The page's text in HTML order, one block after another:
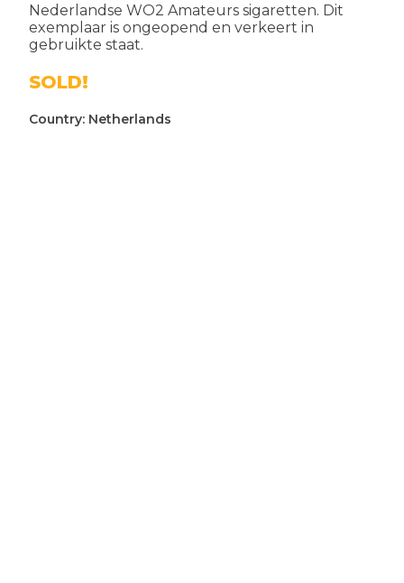
Nederlandse WO2 Amateurs sigaretten. Dit
exemplaar is ongeopend en verkeert in
gebruikte staat.
SOLD!
Country: Netherlands